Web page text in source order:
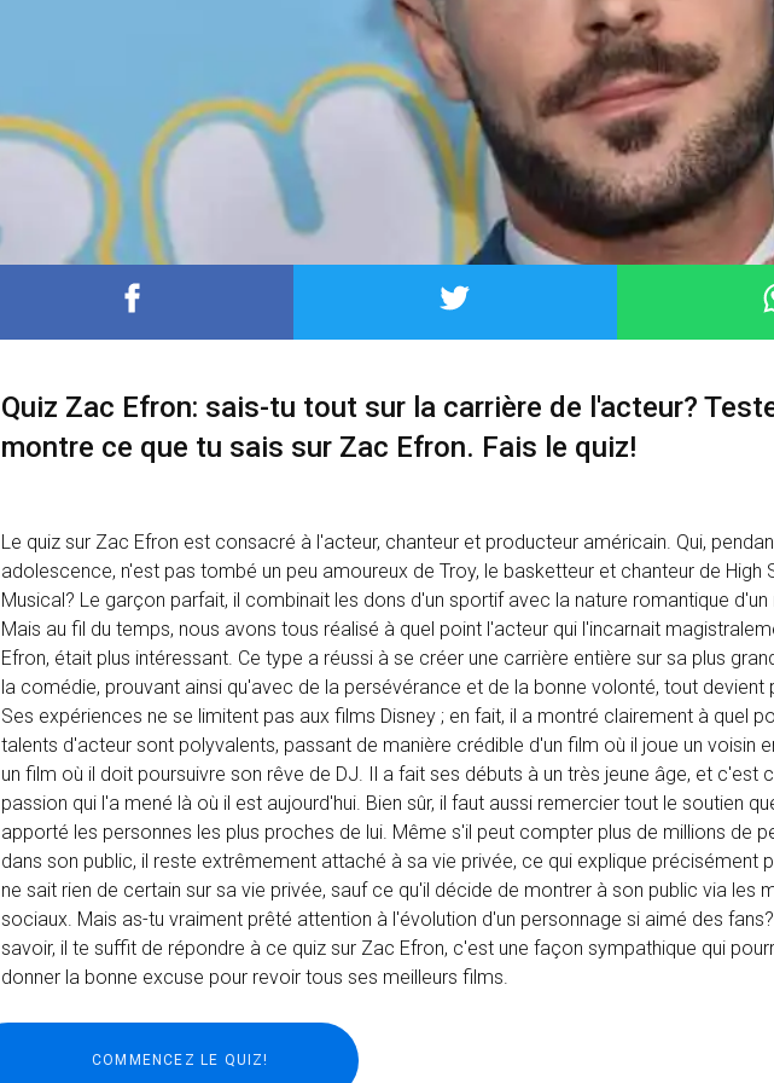
Quiz Zac Efron: sais-tu tout sur la carrière de l'acteur?
montre ce que tu sais sur Zac Efron. Fais le quiz!
Le quiz sur Zac Efron est consacré à l'acteur, chanteur et producteur américain. Qui,
adolescence, n'est pas tombé un peu amoureux de Troy, le basketteur et chanteur de High
Musical? Le garçon parfait, il combinait les dons d'un sportif avec la nature romantique
Mais au fil du temps, nous avons tous réalisé à quel point l'acteur qui l'incarnait
Efron, était plus intéressant. Ce type a réussi à se créer une carrière entière sur sa plus
la comédie, prouvant ainsi qu'avec de la persévérance et de la bonne volonté, tout devient
Ses expériences ne se limitent pas aux films Disney ; en fait, il a montré clairement à quel
talents d'acteur sont polyvalents, passant de manière crédible d'un film où il joue un voisin
un film où il doit poursuivre son rêve de DJ. Il a fait ses débuts à un très jeune âge, et c'est
passion qui l'a mené là où il est aujourd'hui. Bien sûr, il faut aussi remercier tout le soutien
apporté les personnes les plus proches de lui. Même s'il peut compter plus de millions de
dans son public, il reste extrêmement attaché à sa vie privée, ce qui explique précisément
ne sait rien de certain sur sa vie privée, sauf ce qu'il décide de montrer à son public via les
sociaux. Mais as-tu vraiment prêté attention à l'évolution d'un personnage si aimé des
savoir, il te suffit de répondre à ce quiz sur Zac Efron, c'est une façon sympathique qui
donner la bonne excuse pour revoir tous ses meilleurs films.